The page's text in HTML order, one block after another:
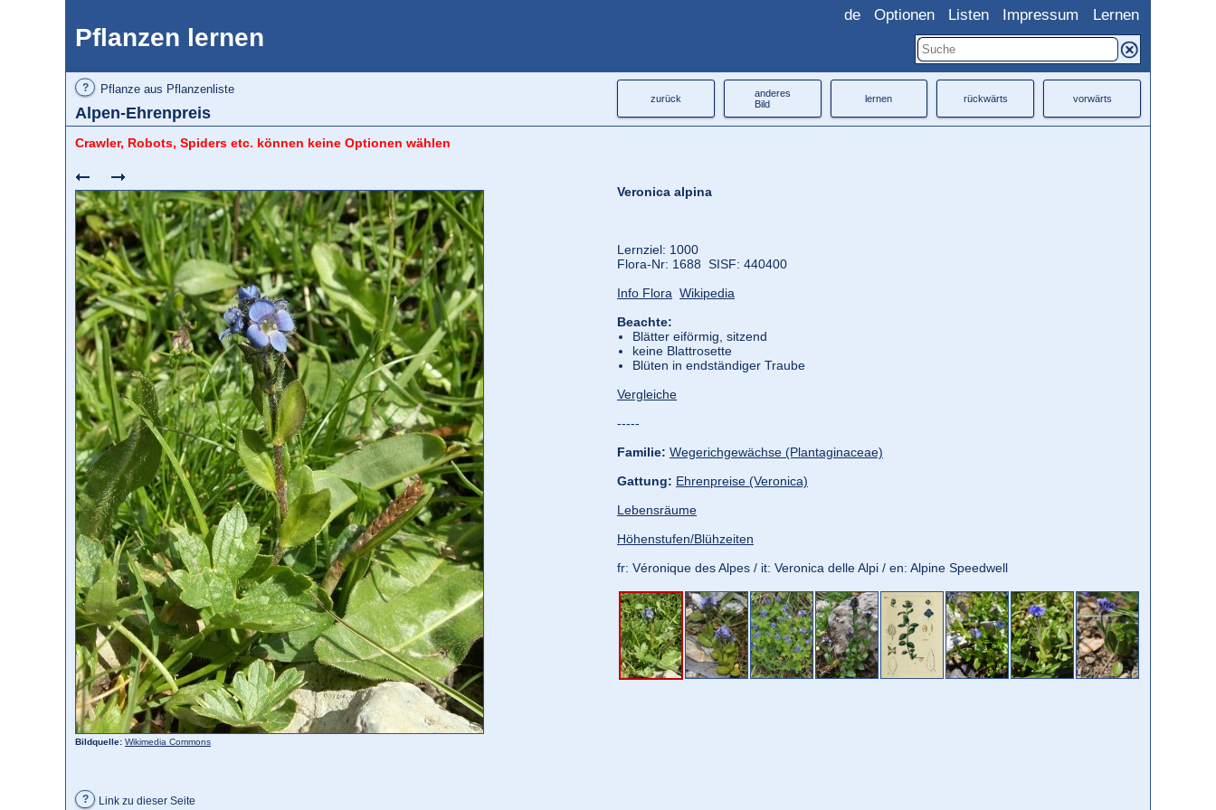
Pflanzen lernen
de Optionen Listen Impressum Lernen
? Pflanze aus Pflanzenliste
Alpen-Ehrenpreis
zurück
anderes
Bild
lernen rückwärts vorwärts
Crawler, Robots, Spiders etc. können keine Optionen wählen
Bildquelle: Wikimedia Commons
Veronica alpina
Lernziel: 1000
Flora‑Nr: 1688 SISF: 440400
Info Flora Wikipedia
Beachte:
Blätter eiförmig, sitzend
keine Blattrosette
Blüten in endständiger Traube
Vergleiche
-----
Familie: Wegerichgewächse (Plantaginaceae)
Gattung: Ehrenpreise (Veronica)
Lebensräume
Höhenstufen/Blühzeiten
fr: Véronique des Alpes / it: Veronica delle Alpi / en: Alpine Speedwell
? Link zu dieser Seite